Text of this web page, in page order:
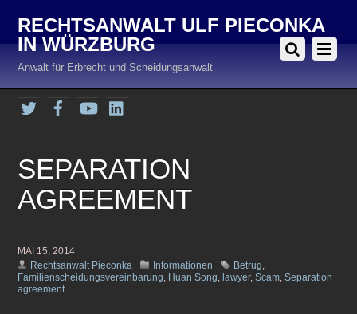
RECHTSANWALT ULF PIECONKA
IN WÜRZBURG
Anwalt für Erbrecht und Scheidungsanwalt
Twitter FacebookYouTube
SEPARATION
AGREEMENT
MAI 15, 2014
Rechtsanwalt Pieconka
Informationen Betrug,
Familienscheidungsvereinbarung, Huan Song, lawyer,Scam,Separation
agreement